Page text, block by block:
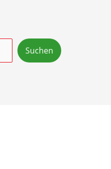
Suchen